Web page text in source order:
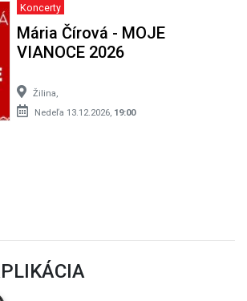
Koncerty
Mária Čírová - MOJE
VIANOCE 2026
Žilina,
Nedeľa 13.12.2026, 19:00